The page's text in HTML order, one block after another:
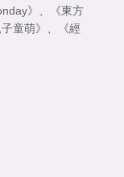
》
《東方
童萌》
《經